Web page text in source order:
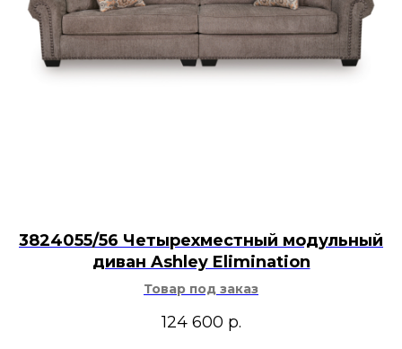
3824055/56 Четырехместный модульный
диван Ashley Elimination
Товар под заказ
124 600 р.